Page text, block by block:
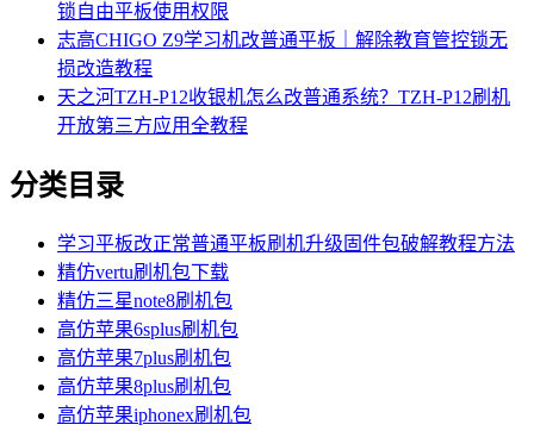
锁自由平板使用权限
志高CHIGO Z9学习机改普通平板｜解除教育管控锁无
损改造教程
天之河TZH-P12收银机怎么改普通系统？TZH-P12刷机
开放第三方应用全教程
分类目录
学习平板改正常普通平板刷机升级固件包破解教程方法
精仿vertu刷机包下载
精仿三星note8刷机包
高仿苹果6splus刷机包
高仿苹果7plus刷机包
高仿苹果8plus刷机包
高仿苹果iphonex刷机包